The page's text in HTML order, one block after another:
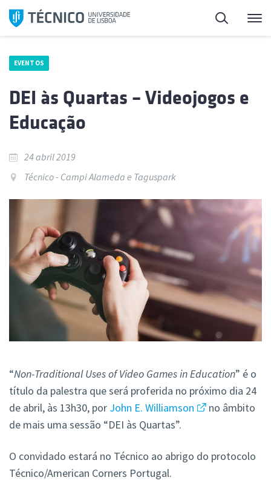
Saltar
para
Pesquisa
EVENTOS
DEI às Quartas – Videojogos e
Educação
24 abril 2019
Técnico - Campi Alameda e Taguspark
“Non-Traditional Uses of Video Games in Education” é o
título da palestra que será proferida no próximo dia 24
de abril, às 13h30, por John E. Williamson
no âmbito
de mais uma sessão “DEI às Quartas”.
O convidado estará no Técnico ao abrigo do protocolo
Técnico/American Corners Portugal.